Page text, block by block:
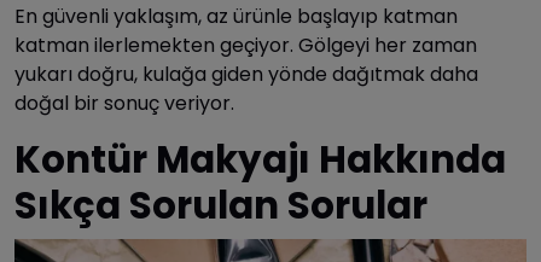
En güvenli yaklaşım, az ürünle başlayıp katman
katman ilerlemekten geçiyor. Gölgeyi her zaman
yukarı doğru, kulağa giden yönde dağıtmak daha
doğal bir sonuç veriyor.
Kontür Makyajı Hakkında
Sıkça Sorulan Sorular